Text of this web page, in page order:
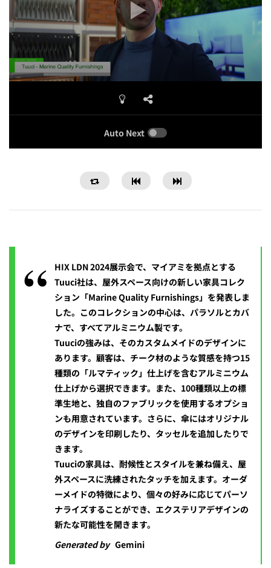
Auto Next
HIX LDN 2024展示会で、マイアミを拠点とする
Tuuci社は、屋外スペース向けの新しい家具コレク
ション「Marine Quality Furnishings」を発表しま
した。このコレクションの中心は、パラソルとカバ
ナで、すべてアルミニウム製です。
Tuuciの強みは、そのカスタムメイドのデザインに
あります。顧客は、チーク材のような質感を持つ15
種類の「ルマティック」仕上げを含むアルミニウム
仕上げから選択できます。また、100種類以上の標
準生地と、独自のファブリックを使用するオプショ
ンも用意されています。さらに、傘にはオリジナル
のデザインを印刷したり、タッセルを追加したりで
きます。
Tuuciの家具は、耐候性とスタイルを兼ね備え、屋
外スペースに洗練されたタッチを加えます。オーダ
ーメイドの特徴により、個々の好みに応じてパーソ
ナライズすることができ、エクステリアデザインの
新たな可能性を開きます。
Generated by Gemini